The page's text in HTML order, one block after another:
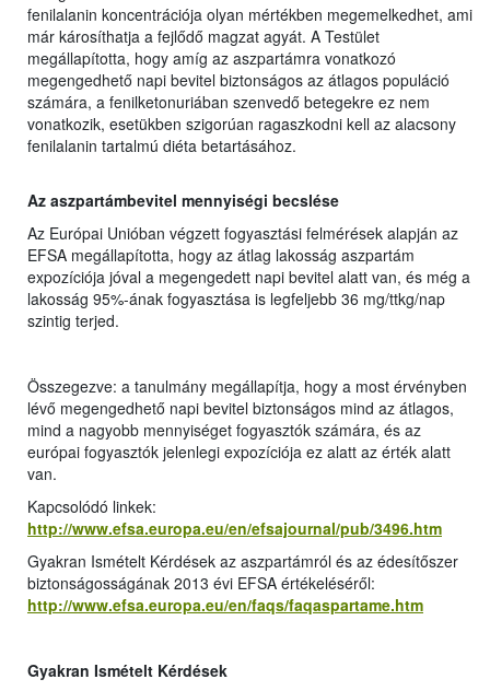
fenilalanin koncentrációja olyan mértékben megemelkedhet, ami
már károsíthatja a fejlődő magzat agyát. A Testület
megállapította, hogy amíg az aszpartámra vonatkozó
megengedhető napi bevitel biztonságos az átlagos populáció
számára, a fenilketonuriában szenvedő betegekre ez nem
vonatkozik, esetükben szigorúan ragaszkodni kell az alacsony
fenilalanin tartalmú diéta betartásához.
Az aszpartámbevitel mennyiségi becslése
Az Európai Unióban végzett fogyasztási felmérések alapján az
EFSA megállapította, hogy az átlag lakosság aszpartám
expozíciója jóval a megengedett napi bevitel alatt van, és még a
lakosság 95%-ának fogyasztása is legfeljebb 36 mg/ttkg/nap
szintig terjed.
Összegezve: a tanulmány megállapítja, hogy a most érvényben
lévő megengedhető napi bevitel biztonságos mind az átlagos,
mind a nagyobb mennyiséget fogyasztók számára, és az
európai fogyasztók jelenlegi expozíciója ez alatt az érték alatt
van.
Kapcsolódó linkek:
http://www.efsa.europa.eu/en/efsajournal/pub/3496.htm
Gyakran Ismételt Kérdések az aszpartámról és az édesítőszer
biztonságosságának 2013 évi EFSA értékeléséről:
http://www.efsa.europa.eu/en/faqs/faqaspartame.htm
Gyakran Ismételt Kérdések